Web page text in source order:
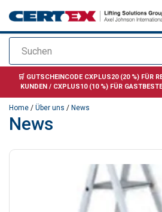
Suchen
Anfragen
🛒 GUTSCHEINCODE CXPLUS20 (20 %) FÜR
KUNDEN / CXPLUS10 (10 %) FÜR
Home / Über uns / News
News